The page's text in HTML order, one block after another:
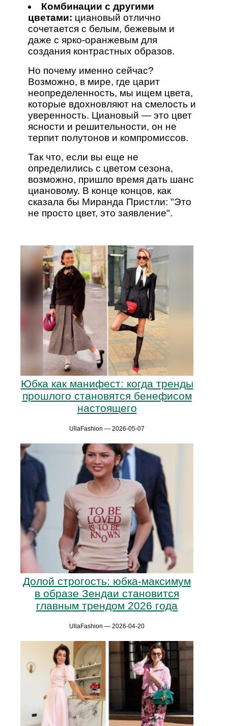
Комбинации с другими
цветами: циановый отлично
сочетается с белым, бежевым и
даже с ярко-оранжевым для
создания контрастных образов.
Но почему именно сейчас?
Возможно, в мире, где царит
неопределенность, мы ищем цвета,
которые вдохновляют на смелость и
уверенность. Циановый — это цвет
ясности и решительности, он не
терпит полутонов и компромиссов.
Так что, если вы еще не
определились с цветом сезона,
возможно, пришло время дать шанс
циановому. В конце концов, как
сказала бы Миранда Пристли: "Это
не просто цвет, это заявление".
Юбка как манифест: когда тренды
прошлого становятся бенефисом
настоящего
UllaFashion — 2026-05-07
Долой строгость: юбка-максимум
в образе Зендаи становится
главным трендом 2026 года
UllaFashion — 2026-04-20